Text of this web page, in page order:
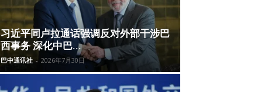
习近平同卢拉通话强调反对外部干涉巴
西事务 深化中巴...
巴中通讯社 - 2026年7月30日